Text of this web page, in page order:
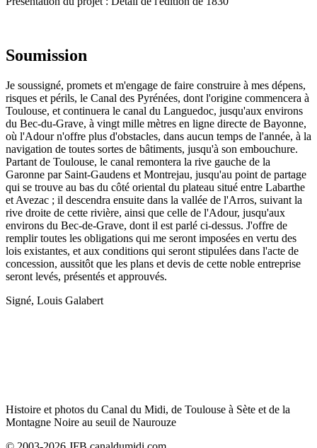
Soumission
Je soussigné, promets et m'engage de faire construire à mes dépens,
risques et périls, le Canal des Pyrénées, dont l'origine commencera à
Toulouse, et continuera le canal du Languedoc, jusqu'aux environs
du Bec-du-Grave, à vingt mille mètres en ligne directe de Bayonne,
où l'Adour n'offre plus d'obstacles, dans aucun temps de l'année, à la
navigation de toutes sortes de bâtiments, jusqu'à son embouchure.
Partant de Toulouse, le canal remontera la rive gauche de la
Garonne par Saint-Gaudens et Montrejau, jusqu'au point de partage
qui se trouve au bas du côté oriental du plateau situé entre Labarthe
et Avezac ; il descendra ensuite dans la vallée de l'Arros, suivant la
rive droite de cette rivière, ainsi que celle de l'Adour, jusqu'aux
environs du Bec-de-Grave, dont il est parlé ci-dessus. J'offre de
remplir toutes les obligations qui me seront imposées en vertu des
lois existantes, et aux conditions qui seront stipulées dans l'acte de
concession, aussitôt que les plans et devis de cette noble entreprise
seront levés, présentés et approuvés.
Signé, Louis Galabert
Histoire et photos du Canal du Midi, de Toulouse à Sète et de la
Montagne Noire au seuil de Naurouze